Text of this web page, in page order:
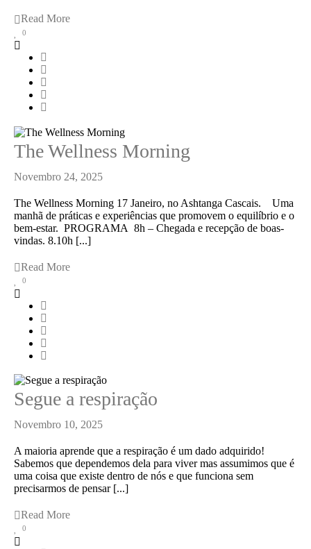
Read More
0
The Wellness Morning
Novembro 24, 2025
The Wellness Morning 17 Janeiro, no Ashtanga Cascais. Uma
manhã de práticas e experiências que promovem o equilíbrio e o
bem-estar. PROGRAMA 8h – Chegada e recepção de boas-
vindas. 8.10h [...]
Read More
0
Segue a respiração
Novembro 10, 2025
A maioria aprende que a respiração é um dado adquirido!
Sabemos que dependemos dela para viver mas assumimos que é
uma coisa que existe dentro de nós e que funciona sem
precisarmos de pensar [...]
Read More
0